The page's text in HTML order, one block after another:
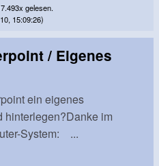
gelesen.
15:09:26)
/ Eigenes
ein eigenes
hinterlegen?Danke im
System: ...